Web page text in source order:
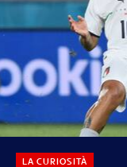
LA CURIOSITÀ